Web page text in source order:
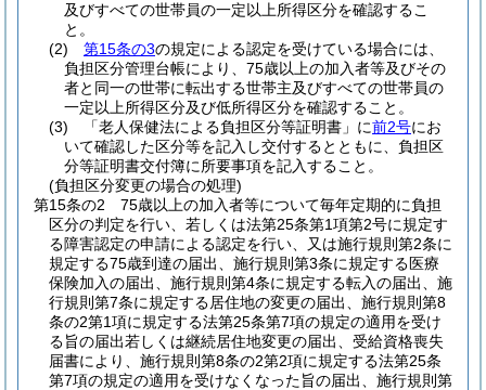
及びすべての世帯員の一定以上所得区分を確認するこ
と。
(2)
第15条の3の規定による認定を受けている場合には、
負担区分管理台帳により、75歳以上の加入者等及びその
者と同一の世帯に転出する世帯主及びすべての世帯員の
一定以上所得区分及び低所得区分を確認すること。
(3)
「老人保健法による負担区分等証明書」に前2号にお
いて確認した区分等を記入し交付するとともに、負担区
分等証明書交付簿に所要事項を記入すること。
(負担区分変更の場合の処理)
第15条の2
75歳以上の加入者等について毎年定期的に負担
区分の判定を行い、若しくは法第25条第1項第2号に規定す
る障害認定の申請による認定を行い、又は施行規則第2条に
規定する75歳到達の届出、施行規則第3条に規定する医療
保険加入の届出、施行規則第4条に規定する転入の届出、施
行規則第7条に規定する居住地の変更の届出、施行規則第8
条の2第1項に規定する法第25条第7項の規定の適用を受け
る旨の届出若しくは継続居住地変更の届出、受給資格喪失
届書により、施行規則第8条の2第2項に規定する法第25条
第7項の規定の適用を受けなくなった旨の届出、施行規則第